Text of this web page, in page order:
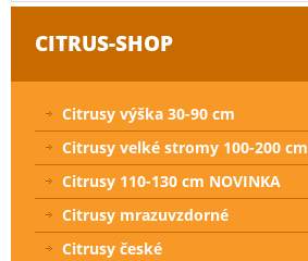
CITRUS-SHOP
Citrusy výška 30-90 cm
Citrusy velké stromy 100-200 cm
Citrusy 110-130 cm NOVINKA
Citrusy mrazuvzdorné
Citrusy české